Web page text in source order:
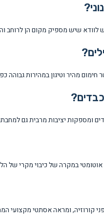
ומספקות יציבות מרבית גם
במקרה של כיבוי מקרי של
קורוזיה, ומראה אסתטי מקצועי